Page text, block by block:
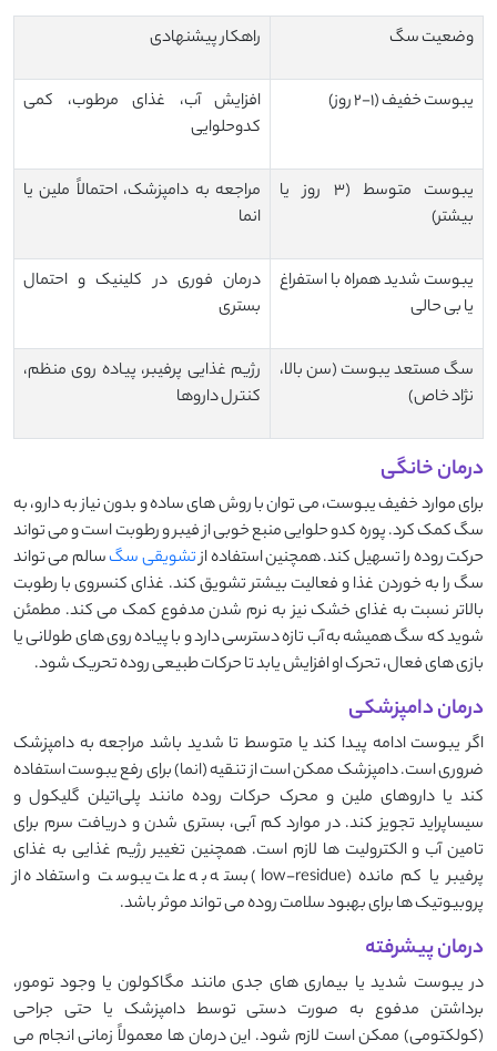
وضعیت سگ راهکار پیشنهادی
یبوست خفیف (۱-۲ روز)
افزایش آب، غذای مرطوب، کمی
کدوحلوایی
یبوست متوسط (۳ روز یا
بیشتر)
مراجعه به دامپزشک، احتمالاً ملین یا
انما
یبوست شدید همراه با استفراغ
یا بی حالی
درمان فوری در کلینیک و احتمال
بستری
سگ مستعد یبوست (سن بالا،
نژاد خاص)
رژیم غذایی پرفیبر، پیاده روی منظم،
کنترل داروها
درمان خانگی
برای موارد خفیف یبوست، می توان با روش های ساده و بدون نیاز به دارو، به
سگ کمک کرد. پوره کدو حلوایی منبع خوبی از فیبر و رطوبت است و می تواند
حرکت روده را تسهیل کند. همچنین استفاده ازتشویقی سگسالم می تواند
سگ را به خوردن غذا و فعالیت بیشتر تشویق کند. غذای کنسروی با رطوبت
بالاتر نسبت به غذای خشک نیز به نرم شدن مدفوع کمک می کند. مطمئن
شوید که سگ همیشه به آب تازه دسترسی دارد و با پیاده روی های طولانی یا
بازی های فعال، تحرک او افزایش یابد تا حرکات طبیعی روده تحریک شود.
درمان دامپزشکی
اگر یبوست ادامه پیدا کند یا متوسط تا شدید باشد مراجعه به دامپزشک
ضروری است. دامپزشک ممکن است از تنقیه (انما) برای رفع یبوست استفاده
کند یا داروهای ملین و محرک حرکات روده مانند پلی‌اتیلن گلیکول و
سیساپراید تجویز کند. در موارد کم آبی، بستری شدن و دریافت سرم برای
تامین آب و الکترولیت ها لازم است. همچنین تغییر رژیم غذایی به غذای
پرفیبر یا کم مانده (low-residue) بسته به علت یبوست و استفاده از
پروبیوتیک ها برای بهبود سلامت روده می تواند موثر باشد.
درمان پیشرفته
در یبوست شدید یا بیماری های جدی مانند مگاکولون یا وجود تومور،
برداشتن مدفوع به صورت دستی توسط دامپزشک یا حتی جراحی
(کولکتومی) ممکن است لازم شود. این درمان ها معمولاً زمانی انجام می